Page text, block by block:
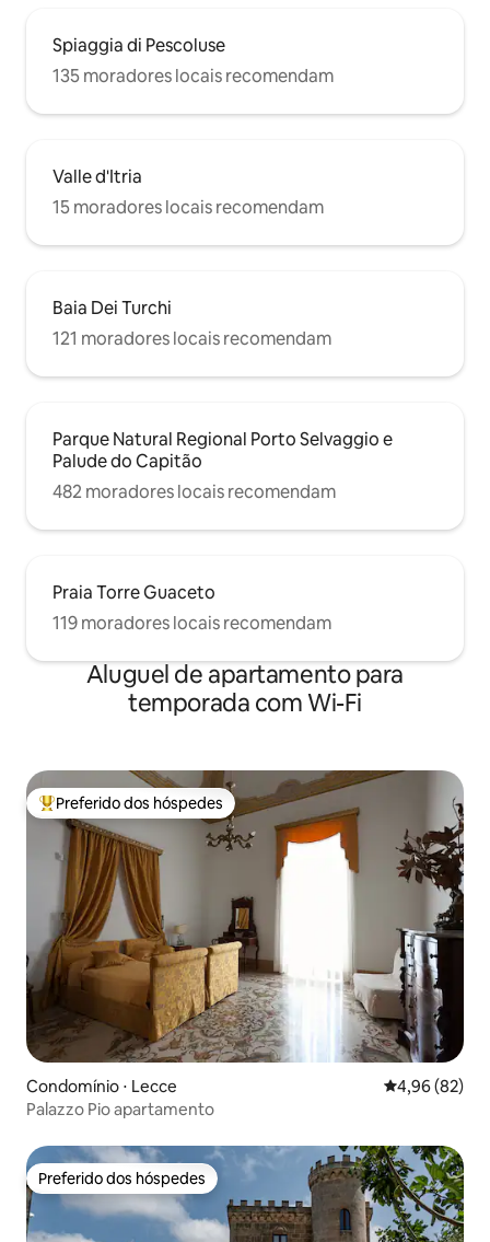
Spiaggia di Pescoluse
135 moradores locais recomendam
Valle d'Itria
15 moradores locais recomendam
Baia Dei Turchi
121 moradores locais recomendam
Parque Natural Regional Porto Selvaggio e
Palude do Capitão
482 moradores locais recomendam
Praia Torre Guaceto
119 moradores locais recomendam
Aluguel de apartamento para
temporada com Wi-Fi
Entre os melhores preferidos dos hóspedes
Preferido dos hóspedes
Condomínio ⋅ Lecce 4,96 de uma
4,96 (82)
Palazzo Pio apartamento
Preferido dos hóspedes
Preferido dos hóspedes